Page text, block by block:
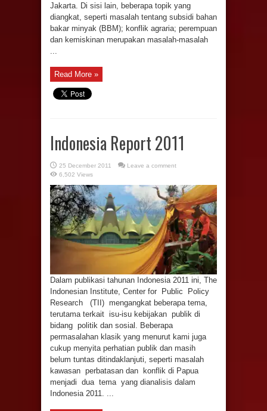
Jakarta. Di sisi lain, beberapa topik yang
diangkat, seperti masalah tentang subsidi bahan
bakar minyak (BBM); konflik agraria; perempuan
dan kemiskinan merupakan masalah-masalah
...
Read More »
Indonesia Report 2011
25 December 2011
Leave a comment
6,502 Views
Dalam publikasi tahunan Indonesia 2011 ini, The
Indonesian Institute, Center for Public Policy
Research (TII) mengangkat beberapa tema,
terutama terkait isu-isu kebijakan publik di
bidang politik dan sosial. Beberapa
permasalahan klasik yang menurut kami juga
cukup menyita perhatian publik dan masih
belum tuntas ditindaklanjuti, seperti masalah
kawasan perbatasan dan konflik di Papua
menjadi dua tema yang dianalisis dalam
Indonesia 2011. ...